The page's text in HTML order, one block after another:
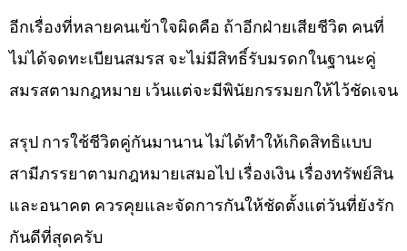
อีกเรื่องที่หลายคนเข้าใจผิดคือ ถ้าอีกฝ่ายเสียชีวิต คนที่
ไม่ได้จดทะเบียนสมรส จะไม่มีสิทธิ์รับมรดกในฐานะคู่
สมรสตามกฎหมาย เว้นแต่จะมีพินัยกรรมยกให้ไว้ชัดเจน
สรุป การใช้ชีวิตคู่กันมานาน ไม่ได้ทำให้เกิดสิทธิแบบ
สามีภรรยาตามกฎหมายเสมอไป เรื่องเงิน เรื่องทรัพย์สิน
และอนาคต ควรคุยและจัดการกันให้ชัดตั้งแต่วันที่ยังรัก
กันดีที่สุดครับ